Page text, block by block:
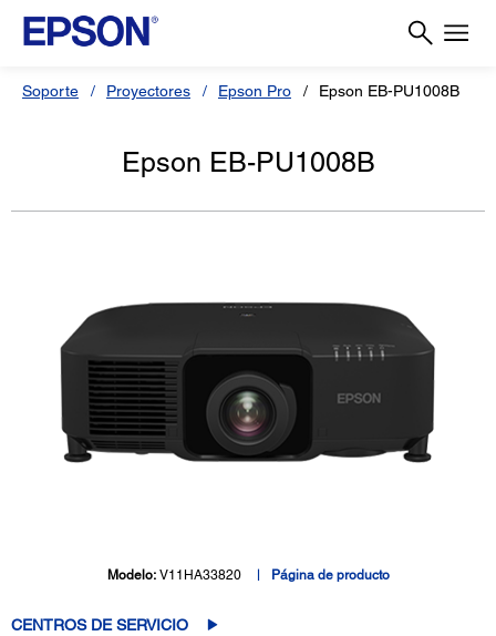
Soporte Proyectores Epson Pro Epson EB-PU1008B
Epson EB-PU1008B
Modelo: V11HA33820 Página de producto
CENTROS DE SERVICIO